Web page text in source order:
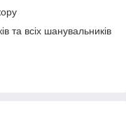
та всіх шанувальників